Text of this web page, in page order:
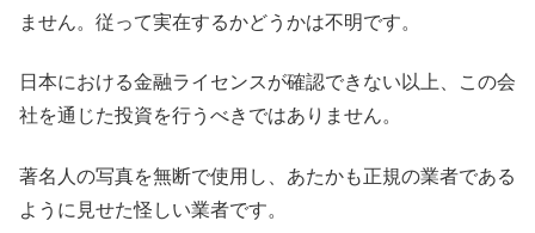
ません。従って実在するかどうかは不明です。
日本における金融ライセンスが確認できない以上、この会
社を通じた投資を行うべきではありません。
著名人の写真を無断で使用し、あたかも正規の業者である
ように見せた怪しい業者です。